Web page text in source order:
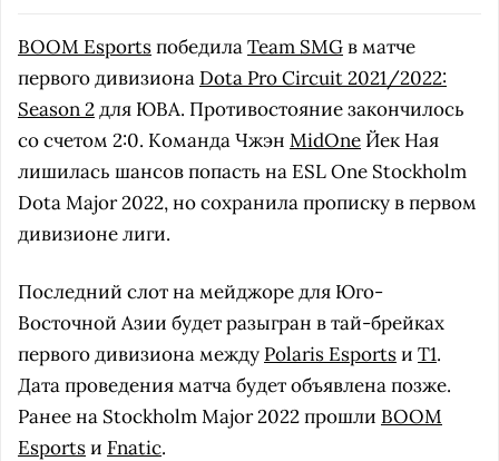
BOOM EsportsпобедилаTeam SMGв матче
первого дивизиона Dota Pro Circuit 2021/2022:
Season 2для ЮВА. Противостояние закончилось
со счетом 2:0. Команда Чжэн MidOne Йек Ная
лишилась шансов попасть на ESL One Stockholm
Dota Major 2022, но сохранила прописку в первом
дивизионе лиги.
Последний слот на мейджоре для Юго-
Восточной Азии будет разыгран в тай-брейках
первого дивизиона между Polaris Esportsи T1.
Дата проведения матча будет объявлена позже.
Ранее на Stockholm Major 2022 прошли BOOM
Esportsи Fnatic.